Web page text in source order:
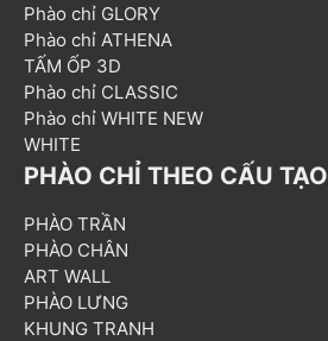
Phào chỉ GLORY
Phào chỉ ATHENA
TẤM ỐP 3D
Phào chỉ CLASSIC
Phào chỉ WHITE NEW
WHITE
PHÀO CHỈ THEO CẤU TẠO
PHÀO TRẦN
PHÀO CHÂN
ART WALL
PHÀO LƯNG
KHUNG TRANH